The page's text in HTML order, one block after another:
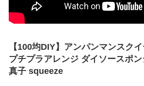
【100均DIY】アンパンマンスク
プチプラアレンジ ダイソースポン
真子 squeeze